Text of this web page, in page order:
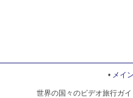
• メイ
世界の国々のビデオ旅行ガ